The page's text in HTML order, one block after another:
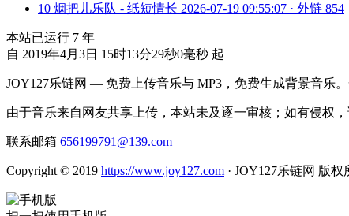
10 烟把儿乐队 - 纸短情长 2026-07-19 09:55:07 · 外链 854
本站已运行 7 年
自 2019年4月3日 15时13分29秒0毫秒 起
JOY127乐链网 — 免费上传音乐与 MP3，免费生成背景音乐
由于音乐来自网友共享上传，本站未及逐一审核；如有侵权
联系邮箱 656199791@139.com
Copyright © 2019 https://www.joy127.com · JOY127乐链网 版权